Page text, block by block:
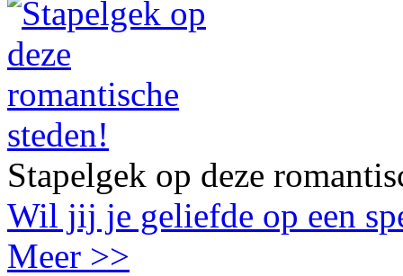
Stapelgek op deze
Wil jij je geliefde op een
Meer >>